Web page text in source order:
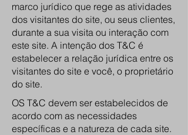
marco jurídico que rege as atividades
dos visitantes do site, ou seus clientes,
durante a sua visita ou interação com
este site. A intenção dos T&C é
estabelecer a relação jurídica entre os
visitantes do site e você, o proprietário
do site.
OS T&C devem ser estabelecidos de
acordo com as necessidades
específicas e a natureza de cada site.